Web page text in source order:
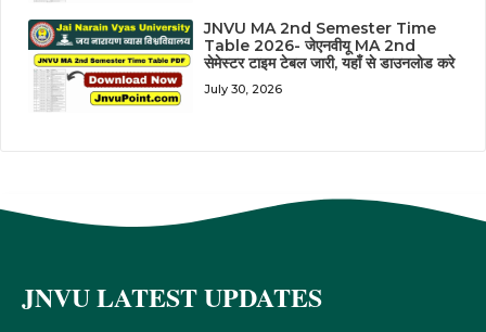
JNVU MA 2nd Semester Time
Table 2026- जेएनवीयू MA 2nd
सेमेस्टर टाइम टेबल जारी, यहाँ से डाउनलोड करे
July 30, 2026
JNVU LATEST UPDATES